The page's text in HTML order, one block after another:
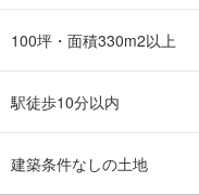
100坪・面積330m2以上
駅徒歩10分以内
建築条件なしの土地